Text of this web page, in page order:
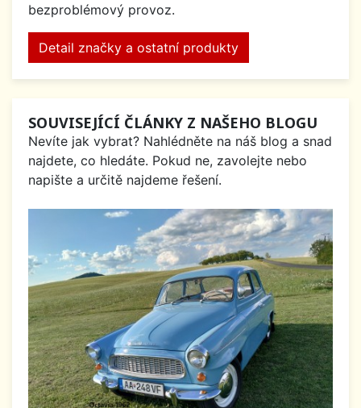
bezproblémový provoz.
Detail značky a ostatní produkty
SOUVISEJÍCÍ ČLÁNKY Z NAŠEHO BLOGU
Nevíte jak vybrat? Nahlédněte na náš blog a snad
najdete, co hledáte. Pokud ne, zavolejte nebo
napište a určitě najdeme řešení.